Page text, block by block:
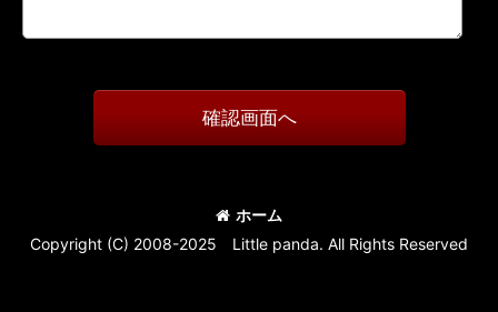
確認画面へ
ホーム
Copyright (C) 2008-2025 Little panda. All Rights Reserved